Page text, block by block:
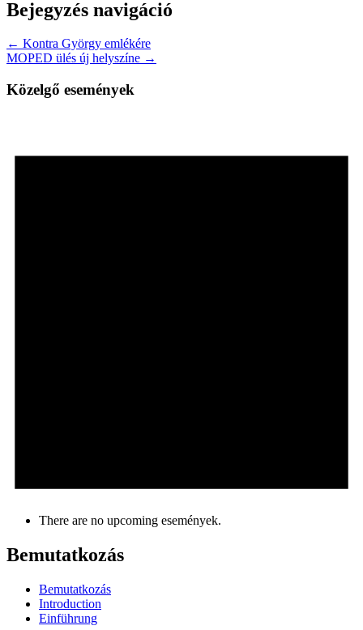
Bejegyzés navigáció
← Kontra György emlékére
MOPED ülés új helyszíne →
Közelgő események
There are no upcoming események.
Bemutatkozás
Bemutatkozás
Introduction
Einführung